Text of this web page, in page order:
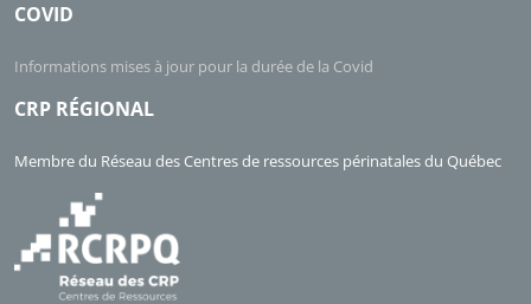
COVID
Informations mises à jour pour la durée de la Covid
CRP RÉGIONAL
Membre du Réseau des Centres de ressources périnatales du Québec